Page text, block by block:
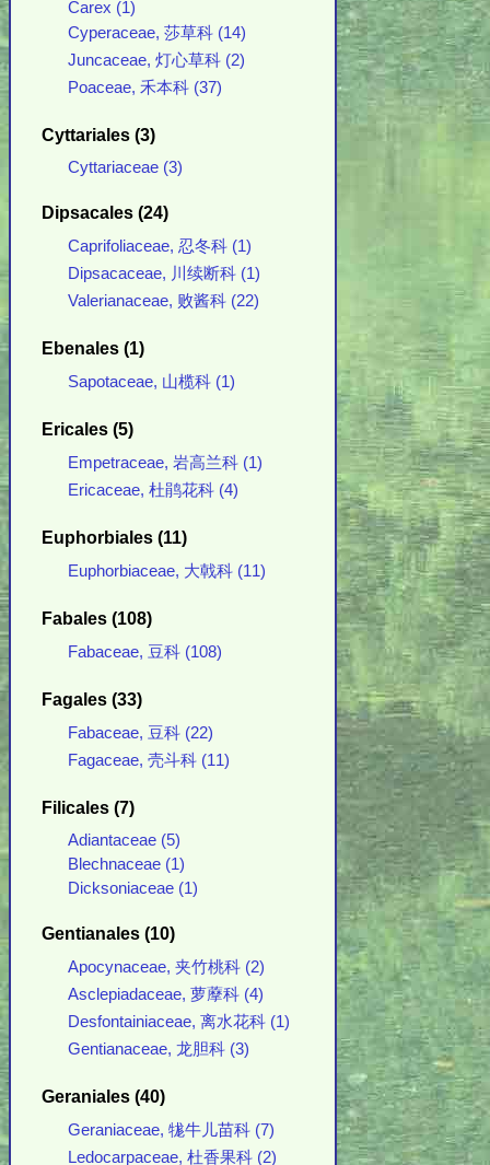
Carex (1)
Cyperaceae, 莎草科 (14)
Juncaceae, 灯心草科 (2)
Poaceae, 禾本科 (37)
Cyttariales (3)
Cyttariaceae (3)
Dipsacales (24)
Caprifoliaceae, 忍冬科 (1)
Dipsacaceae, 川续断科 (1)
Valerianaceae, 败酱科 (22)
Ebenales (1)
Sapotaceae, 山榄科 (1)
Ericales (5)
Empetraceae, 岩高兰科 (1)
Ericaceae, 杜鹃花科 (4)
Euphorbiales (11)
Euphorbiaceae, 大戟科 (11)
Fabales (108)
Fabaceae, 豆科 (108)
Fagales (33)
Fabaceae, 豆科 (22)
Fagaceae, 壳斗科 (11)
Filicales (7)
Adiantaceae (5)
Blechnaceae (1)
Dicksoniaceae (1)
Gentianales (10)
Apocynaceae, 夹竹桃科 (2)
Asclepiadaceae, 萝藦科 (4)
Desfontainiaceae, 离水花科 (1)
Gentianaceae, 龙胆科 (3)
Geraniales (40)
Geraniaceae, 牻牛儿苗科 (7)
Ledocarpaceae, 杜香果科 (2)